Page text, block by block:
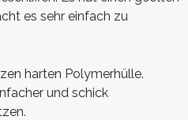
es sehr einfach zu
harten Polymerhülle.
und schick